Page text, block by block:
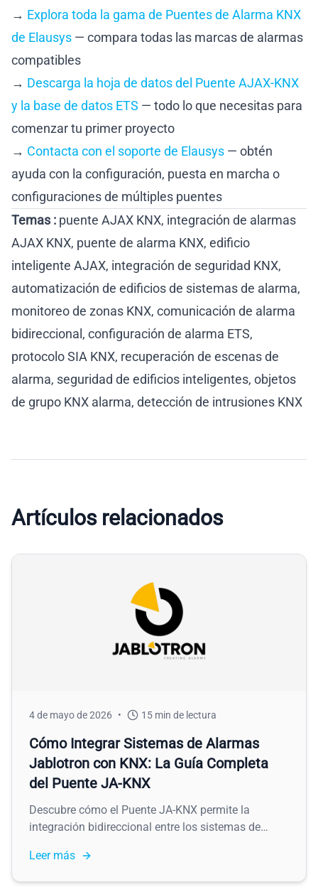
→ Explora toda la gama de Puentes de Alarma KNX
de Elausys — compara todas las marcas de alarmas
compatibles
→ Descarga la hoja de datos del Puente AJAX-KNX
y la base de datos ETS — todo lo que necesitas para
comenzar tu primer proyecto
→ Contacta con el soporte de Elausys — obtén
ayuda con la configuración, puesta en marcha o
configuraciones de múltiples puentes
Temas : puente AJAX KNX, integración de alarmas
AJAX KNX, puente de alarma KNX, edificio
inteligente AJAX, integración de seguridad KNX,
automatización de edificios de sistemas de alarma,
monitoreo de zonas KNX, comunicación de alarma
bidireccional, configuración de alarma ETS,
protocolo SIA KNX, recuperación de escenas de
alarma, seguridad de edificios inteligentes, objetos
de grupo KNX alarma, detección de intrusiones KNX
Artículos relacionados
4 de mayo de 2026 • 15 min de lectura
Cómo Integrar Sistemas de Alarmas
Jablotron con KNX: La Guía Completa
del Puente JA-KNX
Descubre cómo el Puente JA-KNX permite la
integración bidireccional entre los sistemas de
Monitorea zonas, controla áreas, activa salidas PG
Leer más